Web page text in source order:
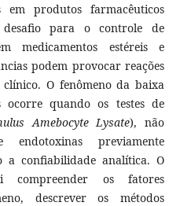
em produtos farmacêuticos
para o controle de
medicamentos estéreis e
podem provocar reações
O fenômeno da baixa
ocorre quando os testes de
Amebocyte Lysate), não
endotoxinas previamente
a confiabilidade analítica. O
compreender os fatores
descrever os métodos